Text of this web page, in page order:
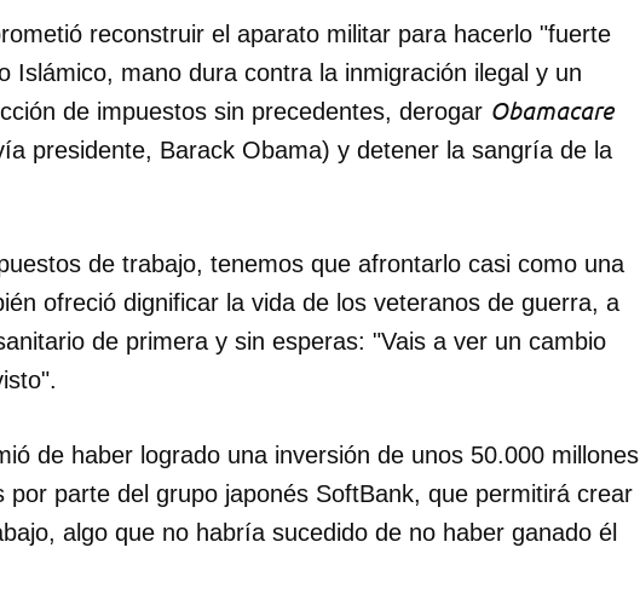
como favorito, primero has de iniciar sesión con tu
reconstruir el aparato militar para hacerlo "fuerte
Islámico, mano dura contra la inmigración ilegal y un
de impuestos sin precedentes, derogar Obamacare
presidente, Barack Obama) y detener la sangría de la
de trabajo, tenemos que afrontarlo casi como una
ofreció dignificar la vida de los veteranos de guerra, a
de primera y sin esperas: "Vais a ver un cambio
de haber logrado una inversión de unos 50.000 millones
por parte del grupo japonés SoftBank, que permitirá crear
algo que no habría sucedido de no haber ganado él